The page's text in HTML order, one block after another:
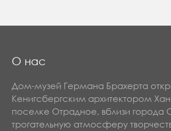
О нас
Дом-музей Германа Брахерта
Кенигсбергским архитектором
поселке Отрадное, вблизи города
трогательную атмосферу